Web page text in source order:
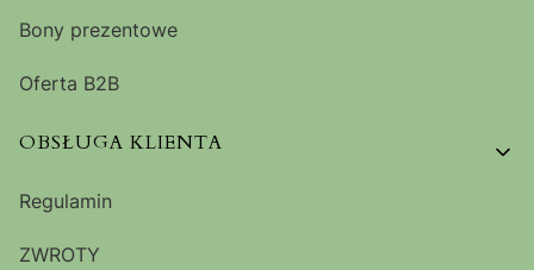
Bony prezentowe
Oferta B2B
OBSŁUGA KLIENTA
Regulamin
ZWROTY